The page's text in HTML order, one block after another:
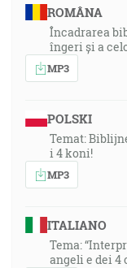
ROMÂNA
Încadrarea
îngeri și a
MP3
POLSKI
Temat:
i 4 koni!
MP3
ITALIANO
Tema:
angeli e dei 4